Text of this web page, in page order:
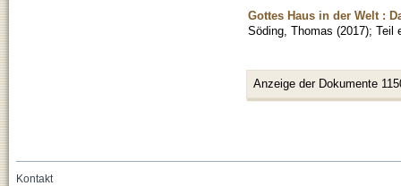
Gottes Haus in der Welt :
Söding, Thomas (2017); Teil
Anzeige der Dokumente
Kontakt